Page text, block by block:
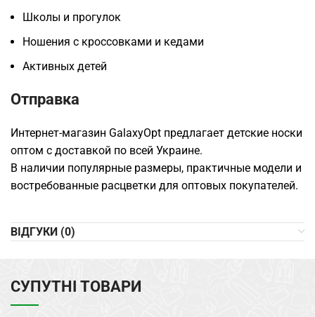
Школы и прогулок
Ношения с кроссовками и кедами
Активных детей
Отправка
Интернет-магазин GalaxyOpt предлагает детские носки
оптом с доставкой по всей Украине.
В наличии популярные размеры, практичные модели и
востребованные расцветки для оптовых покупателей.
ВІДГУКИ (0)
СУПУТНІ ТОВАРИ